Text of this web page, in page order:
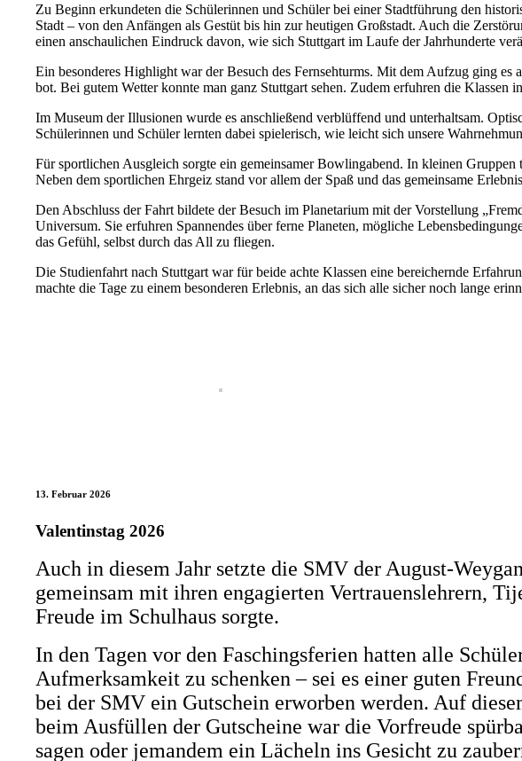
Zu Beginn erkundeten die Schülerinnen und Schüler bei einer Stadtführung den
Stadt – von den Anfängen als Gestüt bis hin zur heutigen Großstadt. Auch die
einen anschaulichen Eindruck davon, wie sich Stuttgart im Laufe der Jahrhunderte
Ein besonderes Highlight war der Besuch des Fernsehturms. Mit dem Aufzug ging
bot. Bei gutem Wetter konnte man ganz Stuttgart sehen. Zudem erfuhren die Klassen
Im Museum der Illusionen wurde es anschließend verblüffend und unterhaltsam.
Schülerinnen und Schüler lernten dabei spielerisch, wie leicht sich unsere
Für sportlichen Ausgleich sorgte ein gemeinsamer Bowlingabend. In kleinen
Neben dem sportlichen Ehrgeiz stand vor allem der Spaß und das gemeinsame
Den Abschluss der Fahrt bildete der Besuch im Planetarium mit der Vorstellung
Universum. Sie erfuhren Spannendes über ferne Planeten, mögliche
das Gefühl, selbst durch das All zu fliegen.
Die Studienfahrt nach Stuttgart war für beide achte Klassen eine bereichernde
machte die Tage zu einem besonderen Erlebnis, an das sich alle sicher noch lange
13. Februar 2026
Valentinstag 2026
Auch in diesem Jahr setzte die SMV der August-
gemeinsam mit ihren engagierten Vertrauenslehrern,
Freude im Schulhaus sorgte.
In den Tagen vor den Faschingsferien hatten alle
Aufmerksamkeit zu schenken – sei es einer guten
bei der SMV ein Gutschein erworben werden. Auf
beim Ausfüllen der Gutscheine war die Vorfreude
sagen oder jemandem ein Lächeln ins Gesicht zu